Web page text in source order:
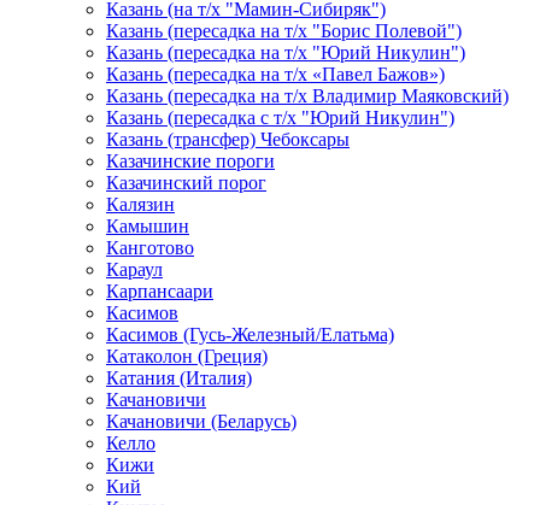
Казань (на т/х "Мамин-Сибиряк")
Казань (пересадка на т/х "Борис Полевой")
Казань (пересадка на т/х "Юрий Никулин")
Казань (пересадка на т/х «Павел Бажов»)
Казань (пересадка на т/х Владимир Маяковский)
Казань (пересадка с т/х "Юрий Никулин")
Казань (трансфер) Чебоксары
Казачинские пороги
Казачинский порог
Калязин
Камышин
Канготово
Караул
Карпансаари
Касимов
Касимов (Гусь-Железный/Елатьма)
Катаколон (Греция)
Катания (Италия)
Качановичи
Качановичи (Беларусь)
Келло
Кижи
Кий